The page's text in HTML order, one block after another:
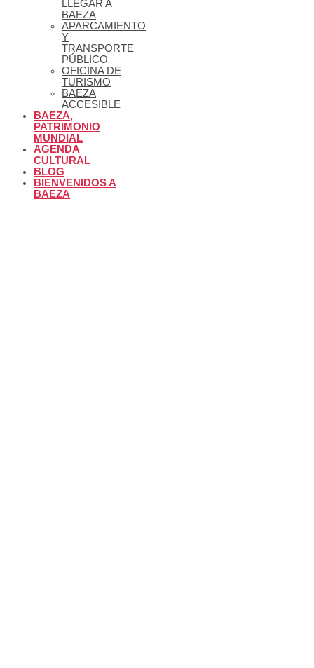
LLEGAR A
BAEZA
APARCAMIENTO
Y
TRANSPORTE
PÚBLICO
OFICINA DE
TURISMO
BAEZA
ACCESIBLE
BAEZA,
PATRIMONIO
MUNDIAL
AGENDA
CULTURAL
BLOG
BIENVENIDOS A
BAEZA